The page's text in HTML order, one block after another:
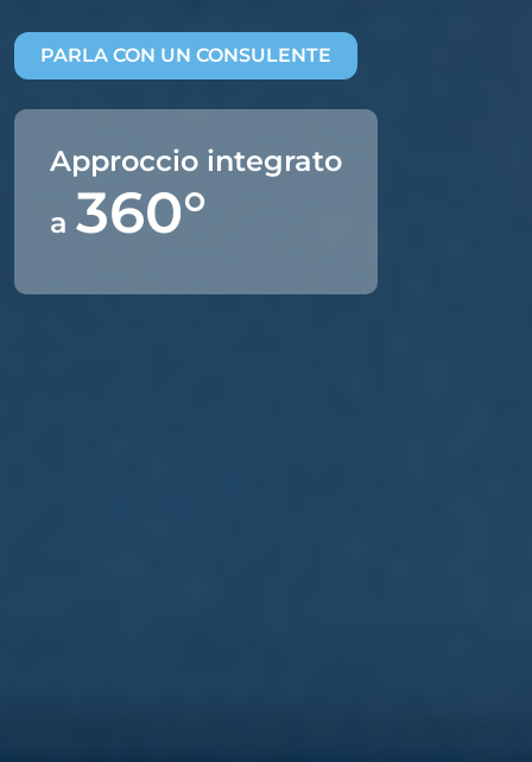
PARLA CON UN CONSULENTE
Approccio integrato
a 360°